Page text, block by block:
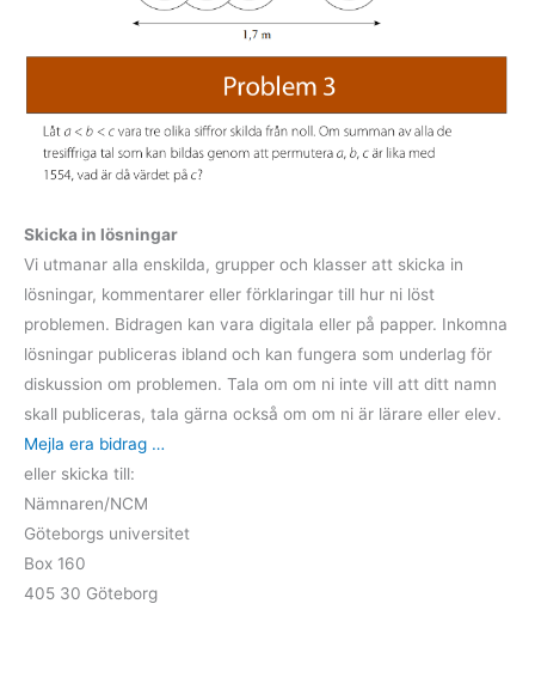
Skicka in lösningar
Vi utmanar alla enskilda, grupper och klasser att skicka in
lösningar, kommentarer eller förklaringar till hur ni löst
problemen. Bidragen kan vara digitala eller på papper. Inkomna
lösningar publiceras ibland och kan fungera som underlag för
diskussion om problemen. Tala om om ni inte vill att ditt namn
skall publiceras, tala gärna också om om ni är lärare eller elev.
Mejla era bidrag …
eller skicka till:
Nämnaren/NCM
Göteborgs universitet
Box 160
405 30 Göteborg